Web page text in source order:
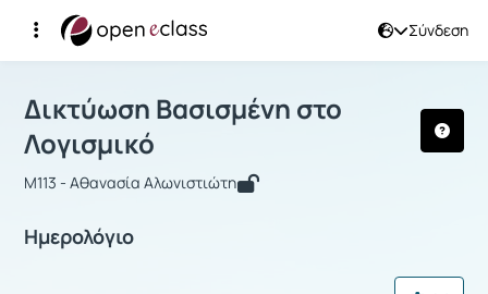
Σύνδεση
Μάθημα : Δικτύωση Βασισμένη στο
Δικτύωση Βασισμένη στο
Λογισμικό
M113 - Αθανασία Αλωνιστιώτη
Ημερολόγιο